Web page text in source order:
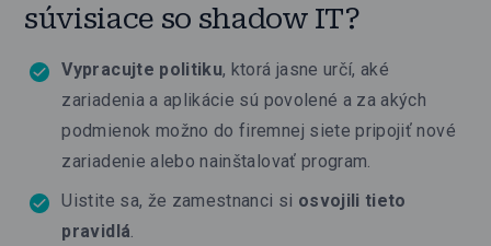
súvisiace so shadow IT?
Vypracujte politiku, ktorá jasne určí, aké
zariadenia a aplikácie sú povolené a za akých
podmienok možno do firemnej siete pripojiť nové
zariadenie alebo nainštalovať program.
Uistite sa, že zamestnanci si osvojili tieto
pravidlá.